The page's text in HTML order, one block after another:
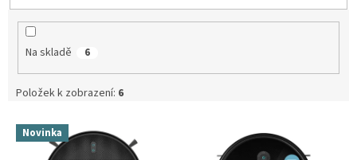
n
Na skladě 6
Položek k zobrazení: 6
V Novinka